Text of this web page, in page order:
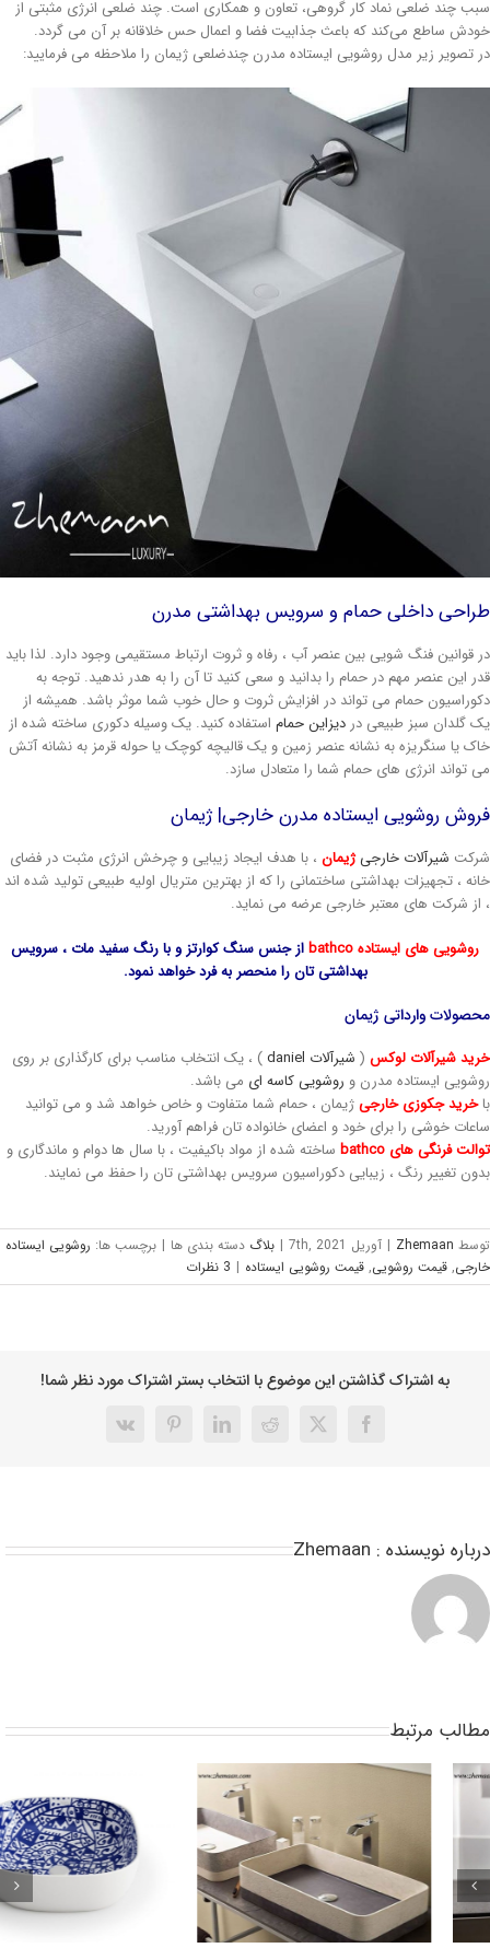
چند ضلعی نماد کار گروهی، تعاون و همکاری است. چند ضلعی انرژی مثبتی از
ساطع می‌کند که باعث جذابیت فضا و اعمال حس خلاقانه بر آن می گردد.
تصویر زیر مدل روشویی ایستاده مدرن چندضلعی ژیمان را ملاحظه می فرمایید:
داخلی حمامو سرویس بهداشتی مدرن
قوانین فنگ شویی بین عنصر آب ، رفاه و ثروت ارتباط مستقیمی وجود دارد. لذا باید
این عنصر مهم در حمام را بدانید و سعی کنید تا آن را به هدر ندهید. توجه به
حمام می تواند در افزایش ثروت و حال خوب شما موثر باشد. همیشه از
گلدان سبز طبیعی دردیزاین حماماستفاده کنید. یک وسیله دکوری ساخته شده از
یا سنگریزه به نشانه عنصر زمین و یک قالیچه کوچک یا حوله قرمز به نشانه آتش
تواند انرژی های حمام شما را متعادل سازد.
روشویی ایستاده مدرن خارجی| ژیمان
شیرآلات خارجی ژیمان، با هدف ایجاد زیبایی و چرخش انرژی مثبت در فضای
، تجهیزات بهداشتی ساختمانی را که از بهترین متریال اولیه طبیعی تولید شده اند
شرکت های معتبر خارجی عرضه می نماید.
روشویی های ایستاده bathco
از جنس سنگ کوارتز و با رنگ سفید مات ، سرویس
بهداشتی تان را منحصر به فرد خواهد نمود.
وارداتی ژیمان
شیرآلات لوکس( شیرآلات daniel
) ، یک انتخاب مناسب برای کارگذاری بر روی
ایستاده مدرن وروشویی کاسه ایمی باشد.
خرید جکوزیخارجیژیمان ، حمام شما متفاوت و خاص خواهد شد و می توانید
خوشی را برای خود و اعضای خانواده تان فراهم آورید.
فرنگی هایbathcoساخته شده از مواد باکیفیت ، با سال ها دوام و ماندگاری و
تغییر رنگ ، زیبایی دکوراسیون سرویس بهداشتی تان را حفظ می نمایند.
Zhemaan
| آوریل 7th, 2021 | بلاگدسته بندی ها | برچسب ها:روشویی ایستاده
,قیمت روشویی,قیمت روشویی ایستاده | 3 نظرات
به اشتراک گذاشتن این موضوع با انتخاب بستر اشتراک مورد نظر شما!
نویسنده : Zhemaan
مرتبط